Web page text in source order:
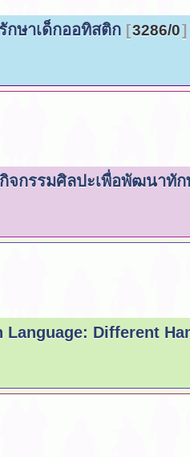
กษาเด็กออทิสติก 3286/0
จกรรมศิลปะเพื่อพัฒนาทั
Language: Different